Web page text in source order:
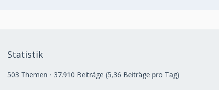
Statistik
503 Themen 37.910 Beiträge (5,36 Beiträge pro Tag)